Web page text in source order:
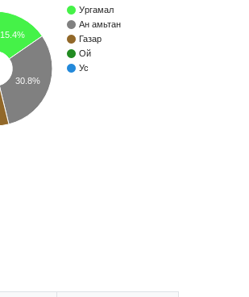
Ургамал
Ан амьтан
Газар
Ой
Ус
15.4%
30.8%